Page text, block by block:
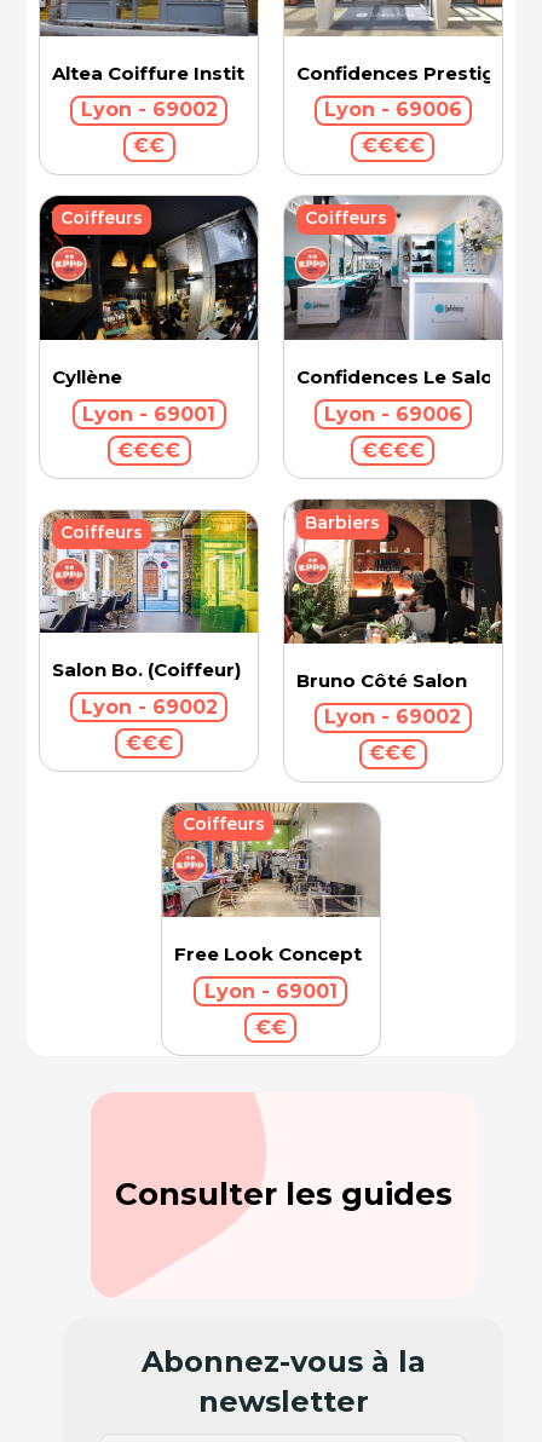
Altea Coiffure Institut
Lyon - 69002
€€
Confidences Prestige
Lyon - 69006
€€€€
Cyllène
Lyon - 69001
€€€€
Coiffeurs
Confidences Le Salon -
Lyon - 69006
€€€€
Coiffeurs
Salon Bo. (Coiffeur)
Lyon - 69002
€€€
Coiffeurs
Bruno Côté Salon
Lyon - 69002
€€€
Barbiers
Free Look Concept
Lyon - 69001
€€
Coiffeurs
Consulter les guides
Abonnez-vous à la
newsletter